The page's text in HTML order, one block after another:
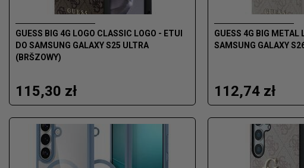
GUESS BIG 4G LOGO CLASSIC LOGO - ETUI
DO SAMSUNG GALAXY S25 ULTRA
(BRŠZOWY)
115,30 zł
GUESS 4G BIG METAL
SAMSUNG GALAXY
112,74 zł